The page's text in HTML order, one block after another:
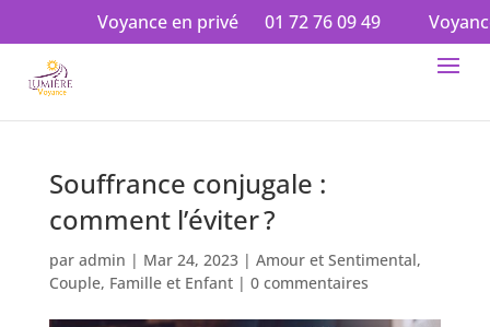
Voyance en privé 01 72 76 09 49 Voyance en
Souffrance conjugale :
comment l’éviter ?
par admin | Mar 24, 2023| Amour et Sentimental,
Couple, Famille et Enfant| 0 commentaires